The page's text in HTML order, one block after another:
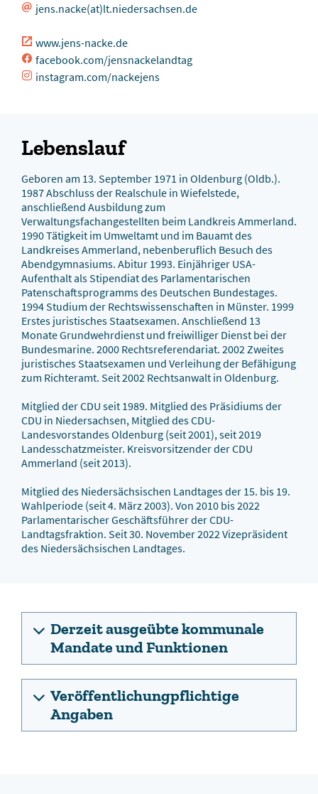
jens.nacke(at)lt.niedersachsen.de
www.jens-nacke.de
facebook.com/jensnackelandtag
instagram.com/nackejens
Lebenslauf
Geboren am 13. September 1971 in Oldenburg (Oldb.).
1987 Abschluss der Realschule in Wiefelstede,
anschließend Ausbildung zum
Verwaltungsfachangestellten beim Landkreis Ammerland.
1990 Tätigkeit im Umweltamt und im Bauamt des
Landkreises Ammerland, nebenberuflich Besuch des
Abendgymnasiums. Abitur 1993. Einjähriger USA-
Aufenthalt als Stipendiat des Parlamentarischen
Patenschaftsprogramms des Deutschen Bundestages.
1994 Studium der Rechtswissenschaften in Münster. 1999
Erstes juristisches Staatsexamen. Anschließend 13
Monate Grundwehrdienst und freiwilliger Dienst bei der
Bundesmarine. 2000 Rechtsreferendariat. 2002 Zweites
juristisches Staatsexamen und Verleihung der Befähigung
zum Richteramt. Seit 2002 Rechtsanwalt in Oldenburg.
Mitglied der CDU seit 1989. Mitglied des Präsidiums der
CDU in Niedersachsen, Mitglied des CDU-
Landesvorstandes Oldenburg (seit 2001), seit 2019
Landesschatzmeister. Kreisvorsitzender der CDU
Ammerland (seit 2013).
Mitglied des Niedersächsischen Landtages der 15. bis 19.
Wahlperiode (seit 4. März 2003). Von 2010 bis 2022
Parlamentarischer Geschäftsführer der CDU-
Landtagsfraktion. Seit 30. November 2022 Vizepräsident
des Niedersächsischen Landtages.
Derzeit ausgeübte kommunale
Mandate und Funktionen
Veröffentlichungpflichtige
Angaben